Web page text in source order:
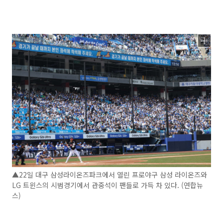
▲22일 대구 삼성라이온즈파크에서 열린 프로야구 삼성 라이온즈와
LG 트윈스의 시범경기에서 관중석이 팬들로 가득 차 있다. (연합뉴
스)